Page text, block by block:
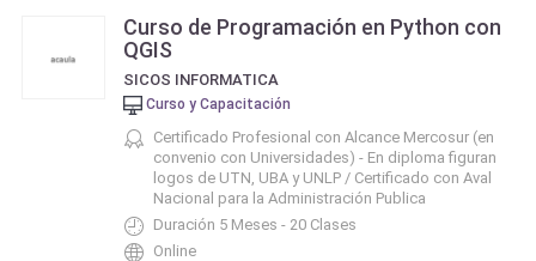
Curso de Programación en Python con
QGIS
SICOS INFORMATICA
Curso y Capacitación
Certificado Profesional con Alcance Mercosur (en
convenio con Universidades) - En diploma figuran
logos de UTN, UBA y UNLP / Certificado con Aval
Nacional para la Administración Publica
Duración 5 Meses - 20 Clases
Online